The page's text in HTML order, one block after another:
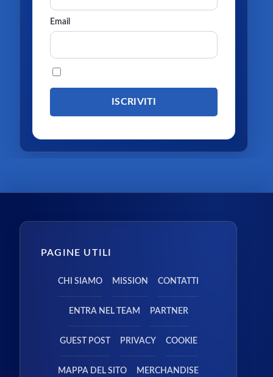
Email
PAGINE UTILI
CHI SIAMO MISSION CONTATTI
ENTRA NEL TEAM PARTNER
GUEST POST PRIVACY COOKIE
MAPPA DEL SITO MERCHANDISE